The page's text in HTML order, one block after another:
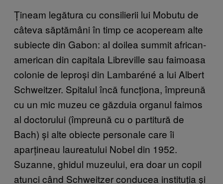
Țineam legătura cu consilierii lui Mobutu de
câteva săptămâni în timp ce acopeream alte
subiecte din Gabon: al doilea summit african-
american din capitala Libreville sau faimoasa
colonie de leproși din Lambaréné a lui Albert
Schweitzer. Spitalul încă funcționa, împreună
cu un mic muzeu ce găzduia organul faimos
al doctorului (împreună cu o partitură de
Bach) și alte obiecte personale care îi
aparțineau laureatului Nobel din 1952.
Suzanne, ghidul muzeului, era doar un copil
atunci când Schweitzer conducea instituția și